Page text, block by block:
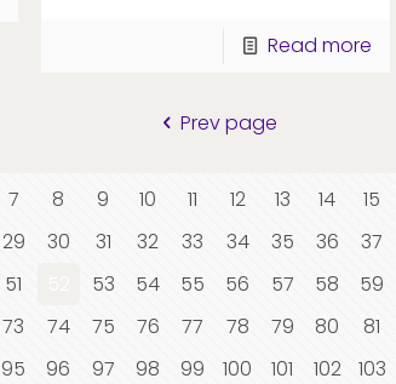
Read more
Prev page
7 8 9 10 11 12 13 14 15
29 30 31 32 33 34 35 36 37
51 53 54 55 56 57 58 59
73 74 75 76 77 78 79 80 81
95 96 97 98 99 100 101 102 103